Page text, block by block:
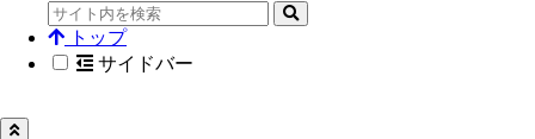
トップ
サイドバー